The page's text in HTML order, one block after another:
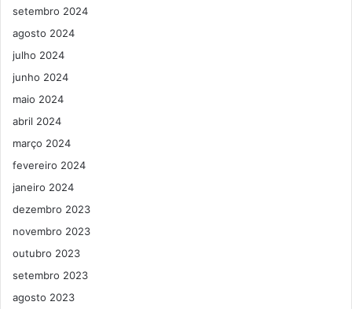
setembro 2024
agosto 2024
julho 2024
junho 2024
maio 2024
abril 2024
março 2024
fevereiro 2024
janeiro 2024
dezembro 2023
novembro 2023
outubro 2023
setembro 2023
agosto 2023